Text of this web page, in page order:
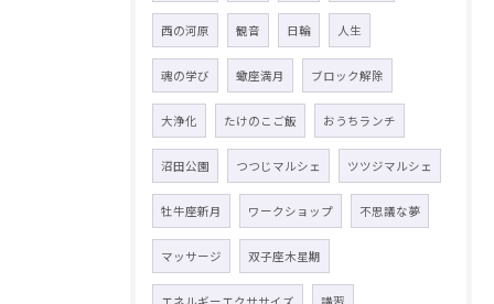
西の河原 観音 日輪 人生
魂の学び 蠍座満月 ブロック解除
大浄化 たけのこご飯 おうちランチ
沼田公園 つつじマルシェ ツツジマルシェ
牡牛座新月 ワークショップ 不思議な夢
マッサージ 双子座木星期